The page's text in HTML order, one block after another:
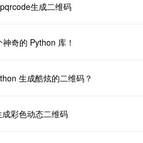
生成二维码
奇的 Python 库！
生成酷炫的二维码？
彩色动态二维码